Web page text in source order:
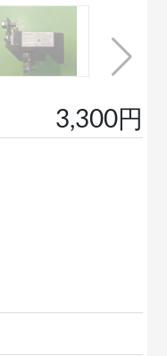
3,300円